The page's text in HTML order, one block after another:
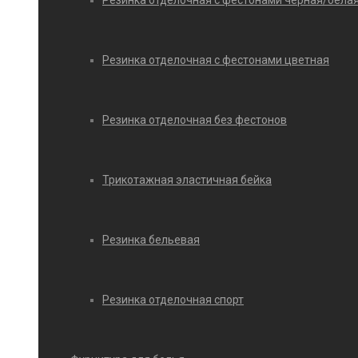
Резинка отделочная с фестонами цветная
Резинка отделочная без фестонов
Трикотажная эластичная бейка
Резинка бельевая
Резинка отделочная спорт